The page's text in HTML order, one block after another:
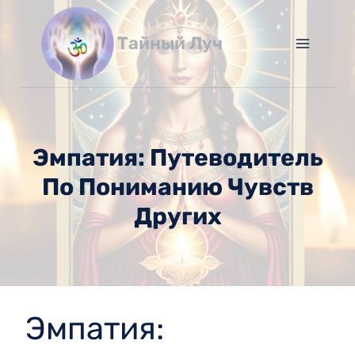
содержимому
Тайный Луч
Эмпатия: Путеводитель
По Пониманию Чувств
Других
Эмпатия: